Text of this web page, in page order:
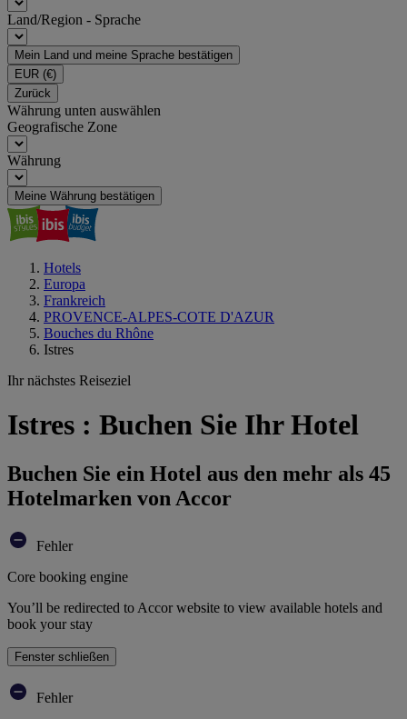
Land/Region - Sprache
Mein Land und meine Sprache bestätigen
EUR (€)
Zurück
Währung unten auswählen
Geografische Zone
Währung
Meine Währung bestätigen
Hotels
Europa
Frankreich
PROVENCE-ALPES-COTE D'AZUR
Bouches du Rhône
Istres
Ihr nächstes Reiseziel
Istres : Buchen Sie Ihr Hotel
Buchen Sie ein Hotel aus den mehr als 45
Hotelmarken von Accor
Fehler
Core booking engine
You’ll be redirected to Accor website to view available hotels and
book your stay
Fenster schließen
Fehler